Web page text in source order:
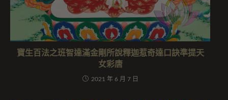
寶生百法之班智達滿金剛所說釋迦惹奇達口訣準提天
女彩唐
2021 年 6 月 7 日